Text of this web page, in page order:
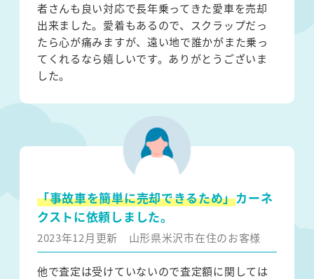
者さんも良い対応で長年乗ってきた愛車を売却
出来ました。愛着もあるので、スクラップだっ
たら心が痛みますが、遠い地で誰かがまた乗っ
てくれるなら嬉しいです。ありがとうございま
した。
「事故車を簡単に売却できるため」カーネ
クストに依頼しました。
2023年12月更新 山形県米沢市在住のお客様
他で査定は受けていないので査定額に関しては